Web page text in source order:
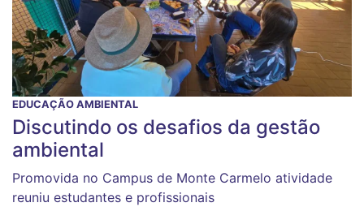
EDUCAÇÃO AMBIENTAL
Discutindo os desafios da gestão
ambiental
Promovida no Campus de Monte Carmelo atividade
reuniu estudantes e profissionais